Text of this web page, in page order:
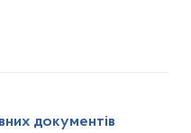
документів